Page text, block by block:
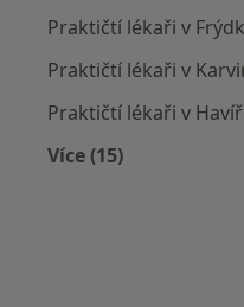
Praktičtí lékaři v
Praktičtí lékaři v
Praktičtí lékaři v
Více (15)